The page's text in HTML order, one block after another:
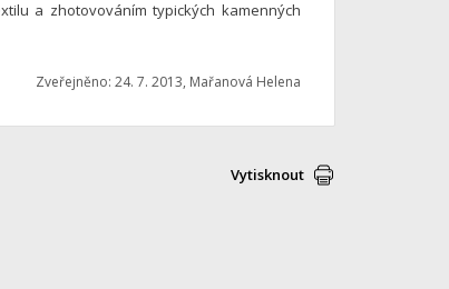
a zhotovováním typických kamenných
Zveřejněno: 24. 7. 2013, Mařanová Helena
Vytisknout